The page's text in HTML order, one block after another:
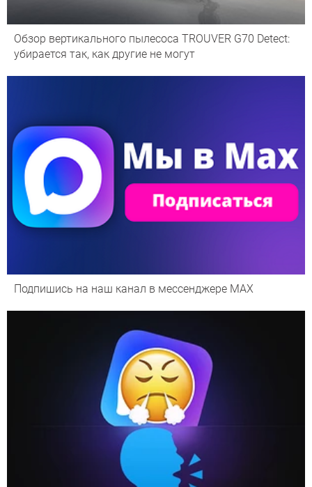
Обзор вертикального пылесоса TROUVER G70 Detect:
убирается так, как другие не могут
Подпишись на наш канал в мессенджере МАХ